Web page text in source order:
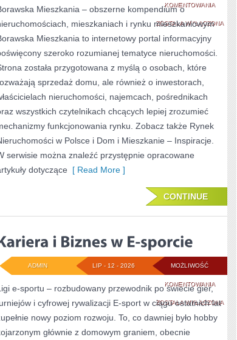
KOMENTOWANIA
PO
ZOSTAŁA WYŁĄCZONA
Mieszkania – obszerne kompendium o
mieszkaniach i rynku mieszkaniowym
Mieszkania to internetowy portal informacyjny
szeroko rozumianej tematyce nieruchomości.
została przygotowana z myślą o osobach, które
sprzedaż domu, ale również o inwestorach,
nieruchomości, najemcach, pośrednikach
wszystkich czytelnikach chcących lepiej zrozumieć
funkcjonowania rynku. Zobacz także Rynek
w Polsce i Dom i Mieszkanie – Inspiracje.
serwisie można znaleźć przystępnie opracowane
dotyczące [ Read More ]
CONTINUE
MOŻLIWOŚĆ
KOMENTOWANIA
I
BIZNES
ZOSTAŁA WYŁĄCZONA
LIP - 12 - 2026
ADMIN
e-sportu – rozbudowany przewodnik po świecie gier,
i cyfrowej rywalizacji E-sport w ciągu ostatnich lat
nowy poziom rozwoju. To, co dawniej było hobby
głównie z domowym graniem, obecnie